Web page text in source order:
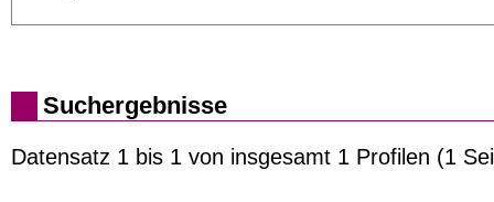
Suchergebnisse
Datensatz 1 bis 1 von insgesamt 1 Profilen (1